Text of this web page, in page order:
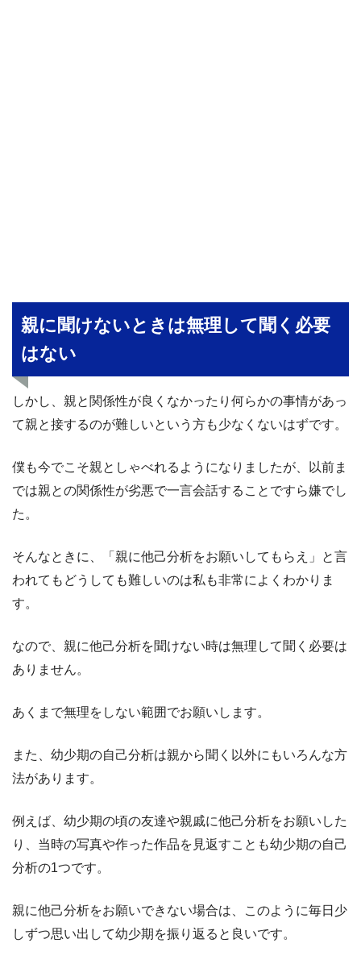
親に聞けないときは無理して聞く必要
はない
しかし、親と関係性が良くなかったり何らかの事情があっ
て親と接するのが難しいという方も少なくないはずです。
僕も今でこそ親としゃべれるようになりましたが、以前ま
では親との関係性が劣悪で一言会話することですら嫌でし
た。
そんなときに、「親に他己分析をお願いしてもらえ」と言
われてもどうしても難しいのは私も非常によくわかりま
す。
なので、親に他己分析を聞けない時は無理して聞く必要は
ありません。
あくまで無理をしない範囲でお願いします。
また、幼少期の自己分析は親から聞く以外にもいろんな方
法があります。
例えば、幼少期の頃の友達や親戚に他己分析をお願いした
り、当時の写真や作った作品を見返すことも幼少期の自己
分析の1つです。
親に他己分析をお願いできない場合は、このように毎日少
しずつ思い出して幼少期を振り返ると良いです。